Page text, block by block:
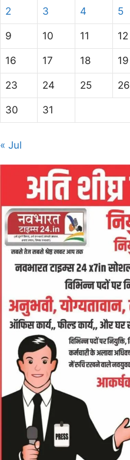
2 3 4 5
9 10 11 12
16 17 18 19
23 24 25 26
30 31
« Jul